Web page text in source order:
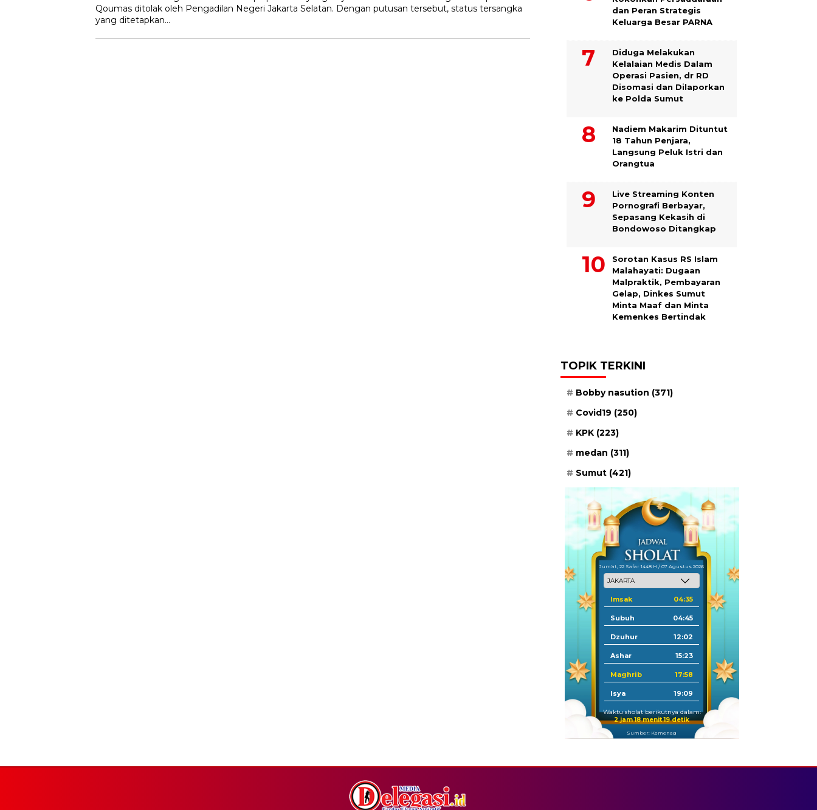
Qoumas ditolak oleh Pengadilan Negeri Jakarta Selatan. Dengan putusan tersebut, status tersangka
yang ditetapkan…
dan Peran Strategis
Keluarga Besar PARNA
Diduga Melakukan
Kelalaian Medis Dalam
Operasi Pasien, dr RD
Disomasi dan Dilaporkan
ke Polda Sumut
​Nadiem Makarim Dituntut
18 Tahun Penjara,
Langsung Peluk Istri dan
Orangtua
Live Streaming Konten
Pornografi Berbayar,
Sepasang Kekasih di
Bondowoso Ditangkap
Sorotan Kasus RS Islam
Malahayati: Dugaan
Malpraktik, Pembayaran
Gelap, Dinkes Sumut
Minta Maaf dan Minta
Kemenkes Bertindak
TOPIK TERKINI
Bobby nasution (371)
Covid19 (250)
KPK (223)
medan (311)
Sumut (421)
Jum'at, 22 Safar 1448 H / 07 Agustus 2026
Imsak 04:35
Subuh 04:45
Dzuhur 12:02
Ashar 15:23
Maghrib 17:58
Isya 19:09
Waktu sholat berikutnya dalam:
2 jam 18 menit 18 detik
Sumber: Kemenag